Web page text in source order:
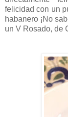
felicidad con un
habanero ¡No
un V Rosado, de